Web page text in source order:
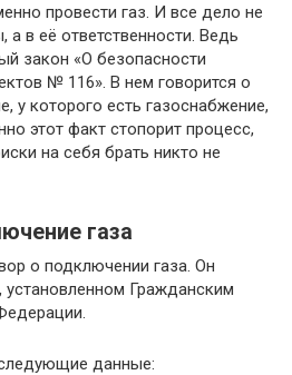
провести газ. И все дело не
в её ответственности. Ведь
закон «О безопасности
№ 116». В нем говорится о
у которого есть газоснабжение,
этот факт стопорит процесс,
на себя брать никто не
газа
о подключении газа. Он
установленном Гражданским
данные: